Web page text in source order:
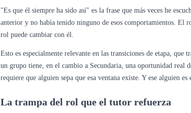
"Es que él siempre ha sido así" es la frase que más veces he
anterior y no había tenido ninguno de esos comportamientos.
rol puede cambiar con él.
Esto es especialmente relevante en las transiciones de etapa,
un grupo tiene, en el cambio a Secundaria, una oportunidad real
requiere que alguien sepa que esa ventana existe. Y ese alguien
La trampa del rol que el tutor refuerza